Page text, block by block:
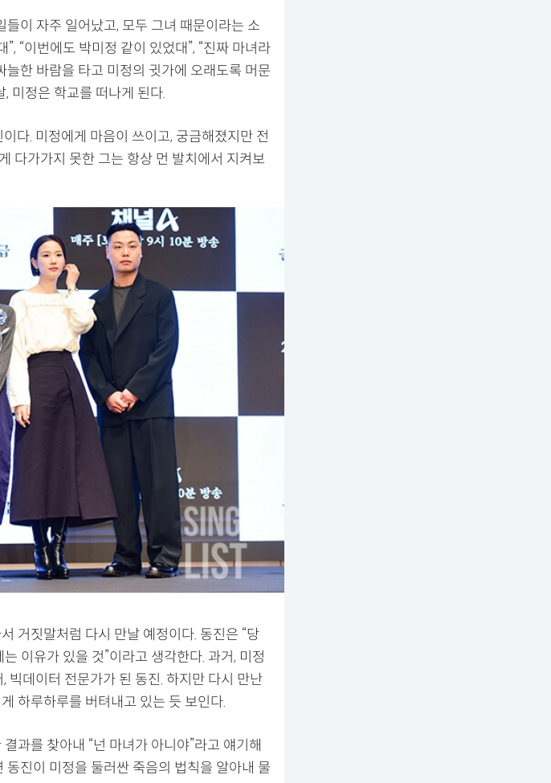
이 자주 일어났고, 모두 그녀 때문이라는 소
“이번에도 박미정 같이 있었대”, “진짜 마녀라
한 바람을 타고 미정의 귓가에 오래도록 머문
미정은 학교를 떠나게 된다.
다. 미정에게 마음이 쓰이고, 궁금해졌지만 전
다가가지 못한 그는 항상 먼 발치에서 지켜보
거짓말처럼 다시 만날 예정이다. 동진은 “당
이유가 있을 것”이라고 생각한다. 과거, 미정
빅데이터 전문가가 된 동진. 하지만 다시 만난
하루하루를 버텨내고 있는 듯 보인다.
과를 찾아내 “넌 마녀가 아니야”라고 얘기해
진이 미정을 둘러싼 죽음의 법칙을 알아내 물